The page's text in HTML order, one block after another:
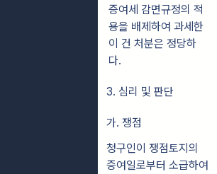
증여세 감면규정의 적
용을 배제하여 과세한
이 건 처분은 정당하
다.
3. 심리 및 판단
가. 쟁점
청구인이 쟁점토지의
증여일로부터 소급하여